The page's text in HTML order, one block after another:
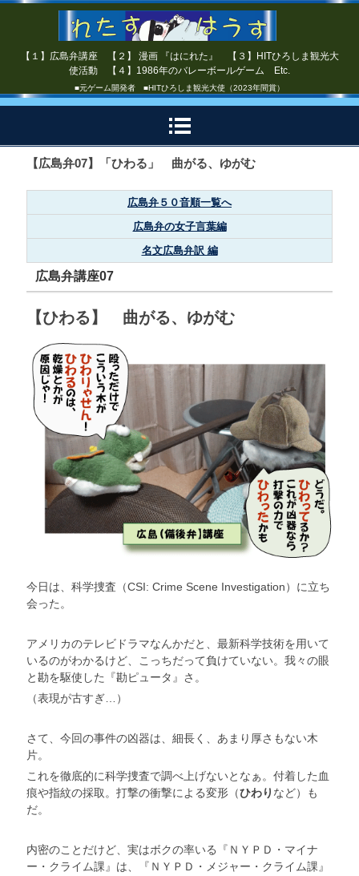
【１】広島弁講座 【２】 漫画 『はにれた』 【３】HITひろしま観光大
使活動 【４】1986年のバレーボールゲーム Etc.
■元ゲーム開発者 ■HITひろしま観光大使（2023年間賞）
【広島弁07】「ひわる」 曲がる、ゆがむ
広島弁５０音順一覧へ
広島弁の女子言葉編
名文広島弁訳 編
広島弁講座07
【ひわる】 曲がる、ゆがむ
今日は、科学捜査（CSI: Crime Scene Investigation）に立ち
会った。
アメリカのテレビドラマなんかだと、最新科学技術を用いて
いるのがわかるけど、こっちだって負けていない。我々の眼
と勘を駆使した『勘ピュータ』さ。
（表現が古すぎ…）
さて、今回の事件の凶器は、細長く、あまり厚さもない木
片。
これを徹底的に科学捜査で調べ上げないとなぁ。付着した血
痕や指紋の採取。打撃の衝撃による変形（ひわり など）も
だ。
内密のことだけど、実はボクの率いる『ＮＹＰＤ・マイナ
ー・クライム課』は、『ＮＹＰＤ・メジャー・クライム課』